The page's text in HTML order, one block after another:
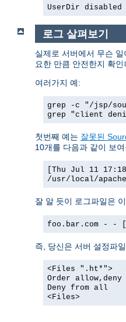
UserDir disabled
로그 살펴보기
실제로 서버에서 무슨
요한 만큼 안전한지 확인
여러가지 예:
grep -c "/jsp/
grep "client
첫번째 예는 잘못된
10개를 다음과 같이 보
[Thu Jul 11
/usr/local/
잘 알 듯이 로그파일은
foo.bar.com - -
즉, 당신은 서버 설정파
<Files ".ht*">
Order allow,deny
Deny from all
<Files>